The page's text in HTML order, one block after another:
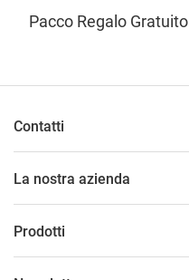
Pacco Regalo Gratuito
Contatti
La nostra azienda
Prodotti